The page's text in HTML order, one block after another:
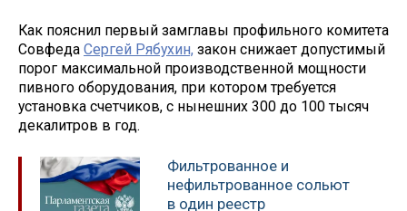
Как пояснил первый замглавы профильного комитета
Совфеда Сергей Рябухин, закон снижает допустимый
порог максимальной производственной мощности
пивного оборудования, при котором требуется
установка счетчиков, с нынешних 300 до 100 тысяч
декалитров в год.
Фильтрованное и
нефильтрованное сольют
в один реестр